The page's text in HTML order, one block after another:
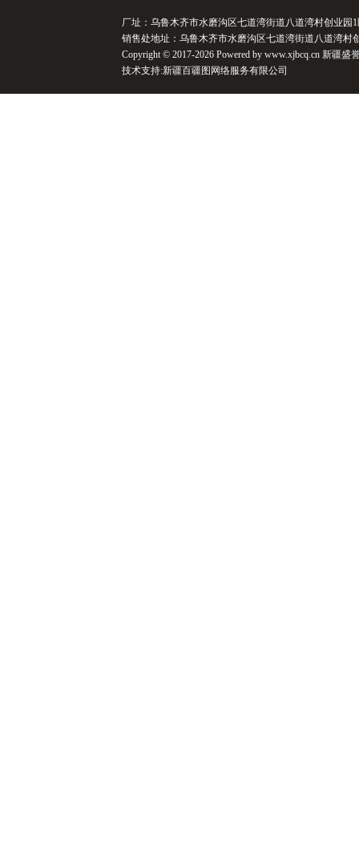
厂址：乌鲁木齐市水磨沟区七道湾街道八道湾村创业园1
销售处地址：乌鲁木齐市水磨沟区七道湾街道八道湾村
Copyright © 2017-2026 Powered by www.xjbcq.cn 新疆
技术支持:新疆百疆图网络服务有限公司